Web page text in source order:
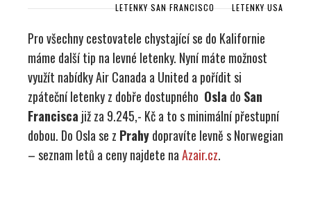
LETENKY SAN FRANCISCO
LETENKY USA
Pro všechny cestovatele chystající se do Kalifornie
máme další tip na levné letenky. Nyní máte možnost
využít nabídky Air Canada a United a pořídit si
zpáteční letenky z dobře dostupného Osla do San
Francisca již za 9.245,- Kč a to s minimální přestupní
dobou. Do Osla se z Prahydopravíte levně s Norwegian
– seznam letů a ceny najdete naAzair.cz.